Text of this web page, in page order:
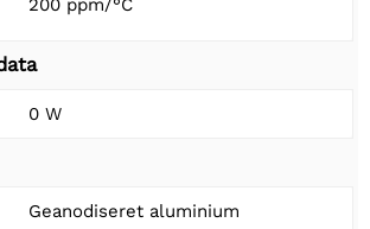
200 ppm/°C
0 W
Geanodiseret aluminium